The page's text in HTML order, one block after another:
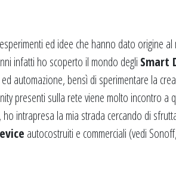
ed idee che hanno dato origine
infatti ho scoperto il mondo degli Smart
automazione, bensì di sperimentare la
presenti sulla rete viene molto incontro a
intrapresa la mia strada cercando di
autocostruiti e commerciali (vedi